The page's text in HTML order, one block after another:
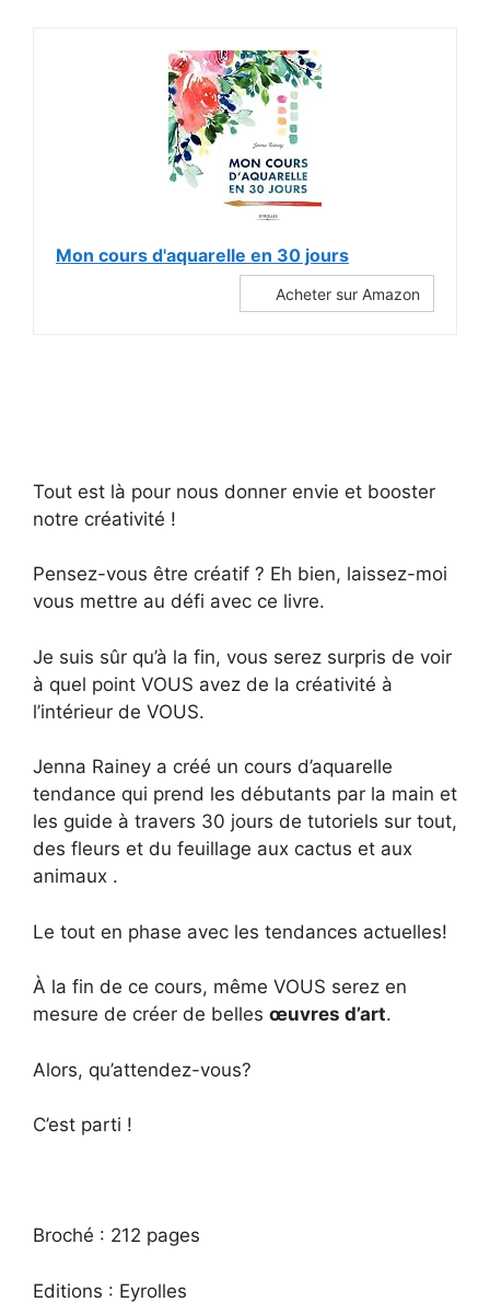
Mon cours d'aquarelle en 30 jours
Acheter sur Amazon
Tout est là pour nous donner envie et booster
notre créativité !
Pensez-vous être créatif ? Eh bien, laissez-moi
vous mettre au défi avec ce livre.
Je suis sûr qu’à la fin, vous serez surpris de voir
à quel point VOUS avez de la créativité à
l’intérieur de VOUS.
Jenna Rainey a créé un cours d’aquarelle
tendance qui prend les débutants par la main et
les guide à travers 30 jours de tutoriels sur tout,
des fleurs et du feuillage aux cactus et aux
animaux .
Le tout en phase avec les tendances actuelles!
À la fin de ce cours, même VOUS serez en
mesure de créer de belles œuvres d’art.
Alors, qu’attendez-vous?
C’est parti !
Broché : 212 pages
Editions : Eyrolles